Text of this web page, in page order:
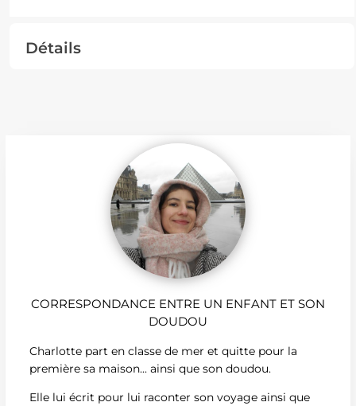
Détails
CORRESPONDANCE ENTRE UN ENFANT ET SON
DOUDOU
Charlotte part en classe de mer et quitte pour la
première sa maison... ainsi que son doudou.
Elle lui écrit pour lui raconter son voyage ainsi que